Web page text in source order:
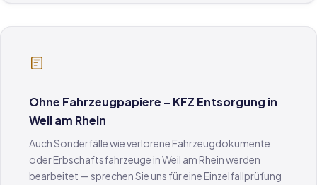
Ohne Fahrzeugpapiere – KFZ Entsorgung in
Weil am Rhein
Auch Sonderfälle wie verlorene Fahrzeugdokumente
oder Erbschaftsfahrzeuge in Weil am Rhein werden
bearbeitet — sprechen Sie uns für eine Einzelfallprüfung